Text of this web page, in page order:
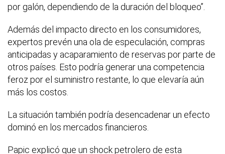
por galón, dependiendo de la duración del bloqueo”.
Además del impacto directo en los consumidores,
expertos prevén una ola de especulación, compras
anticipadas y acaparamiento de reservas por parte de
otros países. Esto podría generar una competencia
feroz por el suministro restante, lo que elevaría aún
más los costos.
La situación también podría desencadenar un efecto
dominó en los mercados financieros.
Papic explicó que un shock petrolero de esta